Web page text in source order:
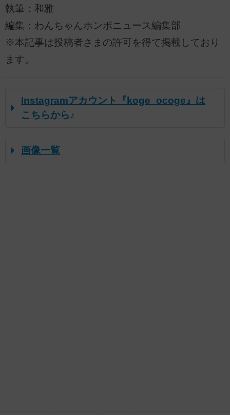
執筆：和雅
編集：わんちゃんホンポニュース編集部
※本記事は投稿者さまの許可を得て掲載しており
ます。
Instagramアカウント『koge_ocoge』は
こちらから♪
画像一覧